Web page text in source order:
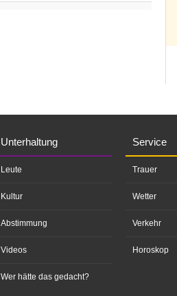
Unterhaltung
Leute
Kultur
Abstimmung
Videos
Wer hätte das gedacht?
Service
Trauer
Wetter
Verkehr
Horoskop